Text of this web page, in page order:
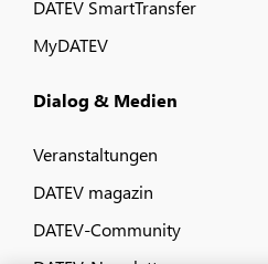
DATEV SmartTransfer
MyDATEV
Dialog & Medien
Veranstaltungen
DATEV magazin
DATEV-Community